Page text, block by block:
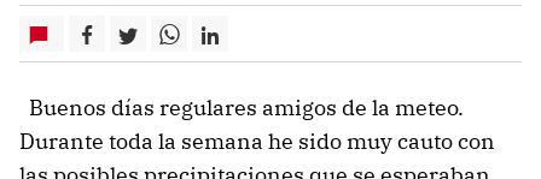
Buenos días regulares amigos de la meteo.
Durante toda la semana he sido muy cauto con